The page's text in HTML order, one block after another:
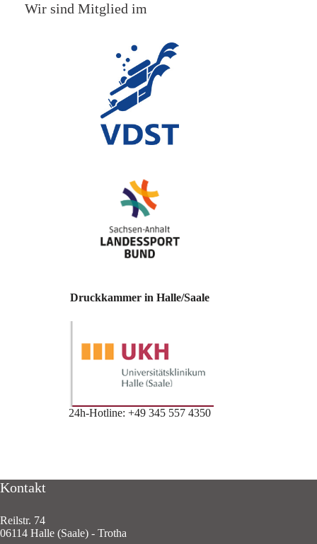
Wir sind Mitglied im
Druckkammer in Halle/Saale
24h-Hotline: +49 345 557 4350
Kontakt
Reilstr. 74
06114 Halle (Saale) - Trotha